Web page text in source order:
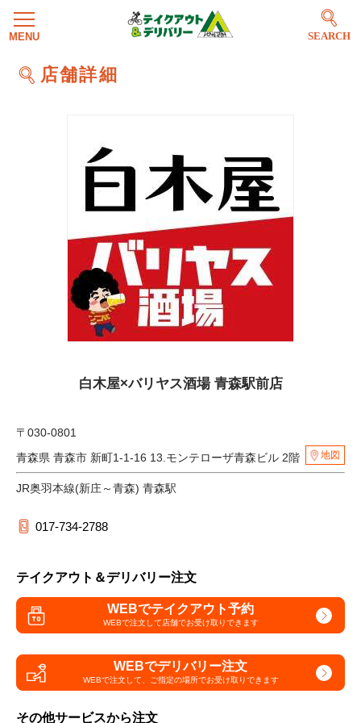
SEARCH
店舗詳細
白木屋×バリヤス酒場 青森駅前店
〒030-0801
青森県 青森市 新町1-1-16 13.モンテローザ青森ビル 2階
地図
JR奥羽本線(新庄～青森) 青森駅
017-734-2788
テイクアウト＆デリバリー注文
WEBでテイクアウト予約
WEBで注文して店舗でお受け取りできます
WEBでデリバリー注文
WEBで注文して、 ご指定の場所でお受け取りできます
その他サービスから注文